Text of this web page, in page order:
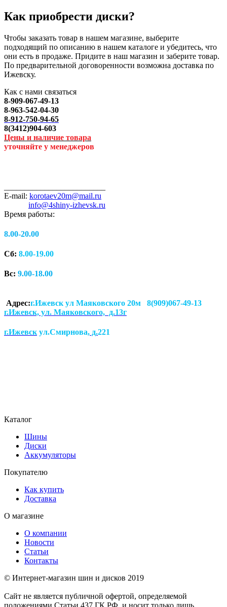
Как приобрести диски?
Чтобы заказать товар в нашем магазине, выберите
подходящий по описанию в нашем каталоге и убедитесь, что
они есть в продаже. Придите в наш магазин и заберите товар.
По предварительной договоренности возможна доставка по
Ижевску.
Как с нами связаться
8-909-067-49-13
8-963-542-04-30
8-912-750-94-65
8(3412)904-603
Цены и наличие товара
уточняйте у менеджеров
E-mail: korotaev20m@mail.ru
info@4shiny-izhevsk.ru
Время работы:
8.00-20.00
Сб: 8.00-19.00
Вс: 9.00-18.00
Адрес:г.Ижевск ул Маяковского 20м 8(909)067-49-13
г.Ижевск, ул. Маяковского, д.13г
г.Ижевск ул.Смирнова, д.221
Каталог
Шины
Диски
Аккумуляторы
Покупателю
Как купить
Доставка
О магазине
О компании
Новости
Статьи
Контакты
© Интернет-магазин шин и дисков 2019
Сайт не является публичной офертой, определяемой
положениями Статьи 437 ГК РФ, и носит только лишь